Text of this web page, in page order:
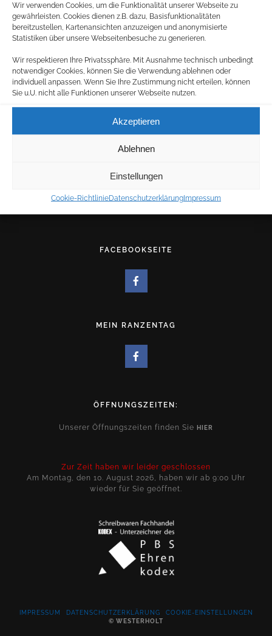
Wir verwenden Cookies, um die Funktionalität unserer Webseite zu
gewährleisten. Cookies dienen z.B. dazu, Basisfunktionalitäten
bereitzustellen, Kartenansichten anzuzeigen und anonymisierte
Statistiken über unsere Webseitenbesuche zu generieren.
Wir respektieren Ihre Privatssphäre. Mit Ausnahme technisch unbedingt
notwendiger Cookies, können Sie die Verwendung ablehnen oder
individuell anpassen. Wenn Sie Ihre Zustimmung nicht erteilen, können
Sie u.U. nicht alle Funktionen unserer Webseite nutzen.
Akzeptieren
Ablehnen
Einstellungen
Cookie-RichtlinieDatenschutzerklärungImpressum
Marktallee 20
48165 Münster
Tel.: 02501 – 261880
E-MAIL:
info@westerholt.net
für Druckangelegenheiten:
FACEBOOKSEITE
MEIN RANZENTAG
ÖFFNUNGSZEITEN:
Unserer Öffnungszeiten finden Sie HIER
Zur Zeit haben wir leider geschlossen
Am Montag, den 10. August 2026, haben wir ab 9:00 Uhr
wieder für Sie geöffnet.
IMPRESSUM DATENSCHUTZERKLÄRUNG
COOKIE-EINSTELLUNGEN
© WESTERHOLT